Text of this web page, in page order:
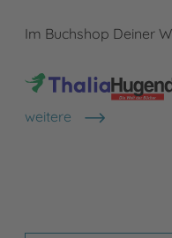
Im Buchshop Deiner
weitere
Shops anzeigen